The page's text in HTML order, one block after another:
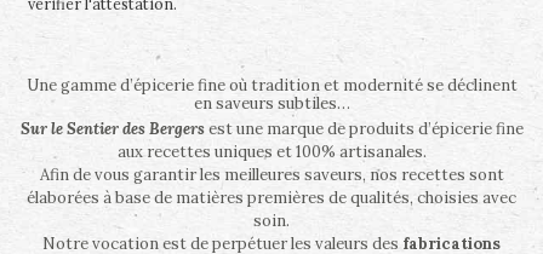
Une gamme d’épicerie fine où tradition et modernité se déclinent
en saveurs subtiles…
Sur le Sentier des Bergersest une marque de produits d’épicerie fine
aux recettes uniques et 100% artisanales.
Afin de vous garantir les meilleures saveurs, nos recettes sont
élaborées à base de matières premières de qualités, choisies avec
soin.
Notre vocation est de perpétuer les valeurs des fabrications